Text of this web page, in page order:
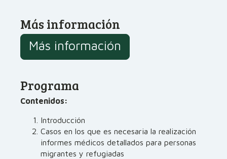
Más información
Más información
Programa
Contenidos:
Introducción
Casos en los que es necesaria la realización
informes médicos detallados para personas
migrantes y refugiadas